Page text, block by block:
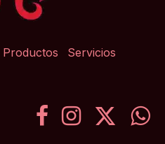
Productos
Servicios